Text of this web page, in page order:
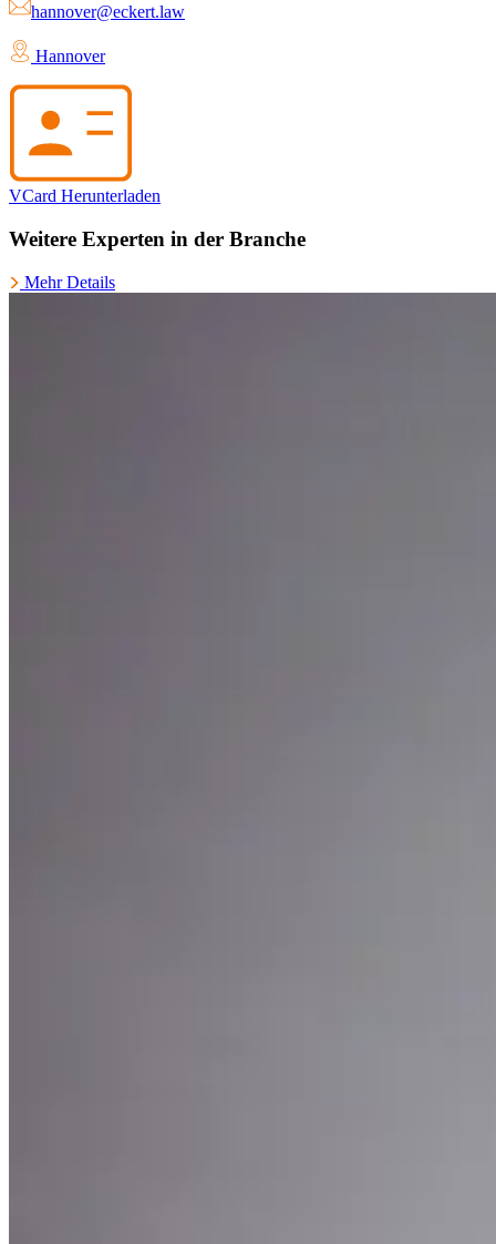
hannover@eckert.law
Hannover
VCard Herunterladen
Weitere Experten in der Branche
Mehr Details